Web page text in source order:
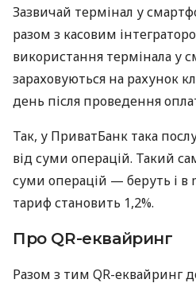
Зазвичай термінал у
разом з касовим
використання термінала у
зараховуються на рахунок
день після проведення
Так, у ПриватБанк така
від суми операцій. Такий
суми операцій — беруть і в
тариф становить 1,2%.
Про QR-еквайринг
Разом з тим QR-еквайринг